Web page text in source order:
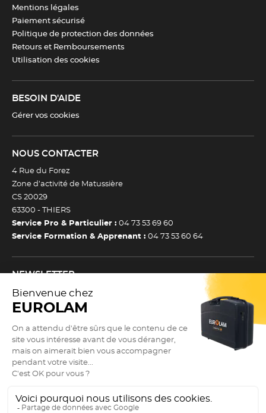
Mentions légales
Paiement sécurisé
Politique de protection des données
Retours et Remboursements
Utilisation des cookies
BESOIN D'AIDE
Gérer vos cookies
NOUS CONTACTER
4 Rue du Forez
Zone d’activité de Matussière
CS 20029
63300 - THIERS
Service Pro & Particulier : 04 73 53 69 60
Service Formation & Apprenant : 04 73 53 60 64
NEWSLETTER
Inscrivez-vous à notre newsletter et recevez toutes nos
actualtiés et bons plans.
Je m’inscris à la newsletter
(Esc)
Newsletter
Adresse e-mail *
Actualités
9.3 /10
2866 avis